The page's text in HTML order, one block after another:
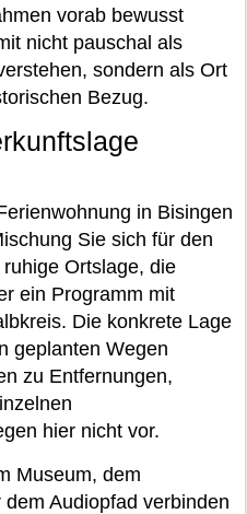
vorab bewusst
nicht pauschal als
sondern als Ort
Bezug.
in Bisingen
Sie sich für den
Ortslage, die
ein Programm mit
Die konkrete Lage
geplanten Wegen
zu Entfernungen,
hier nicht vor.
Museum, dem
Audiopfad verbinden